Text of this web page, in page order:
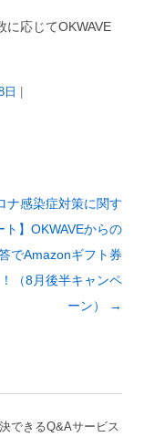
に応じてOKWAVE
日
ナ感染症対策に関す
ト】OKWAVEからの
でAmazonギフト券
（8月後半キャンペ
ーン）
→
できるQ&Aサービス